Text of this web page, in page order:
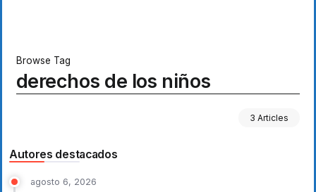
Browse Tag
derechos de los niños
3 Articles
Autores destacados
agosto 6, 2026